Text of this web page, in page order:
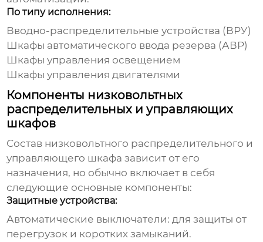
По типу исполнения:
Вводно-распределительные устройства (ВРУ)
Шкафы автоматического ввода резерва (АВР)
Шкафы управления освещением
Шкафы управления двигателями
Компоненты низковольтных
распределительных и управляющих
шкафов
Состав низковольтного распределительного и
управляющего шкафа зависит от его
назначения, но обычно включает в себя
следующие основные компоненты:
Защитные устройства:
Автоматические выключатели: для защиты от
перегрузок и коротких замыканий.